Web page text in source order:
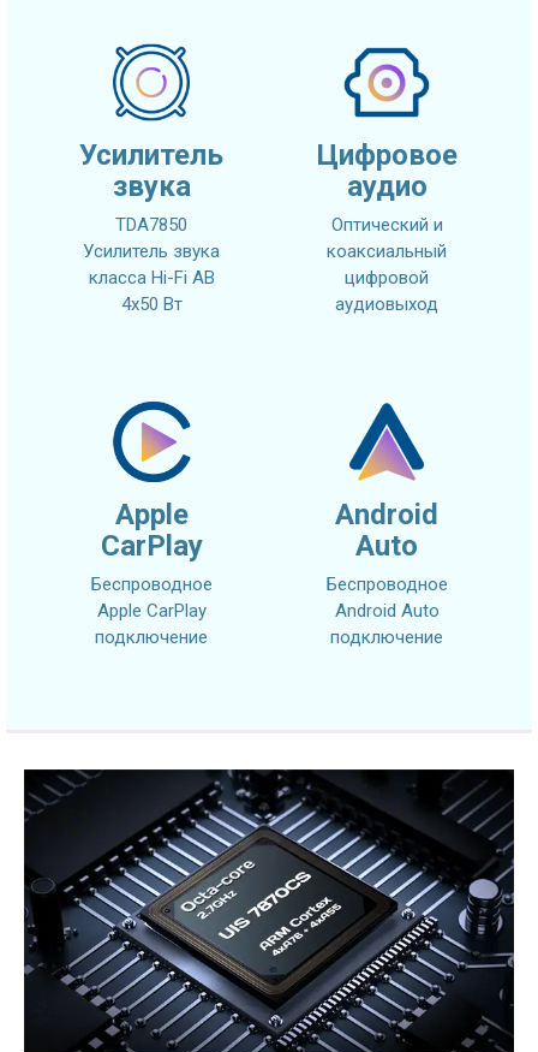
Усилитель
звука
TDA7850
Усилитель звука
класса Hi-Fi AB
4x50 Вт
Цифровое
аудио
Оптический и
коаксиальный
цифровой
аудиовыход
Apple
CarPlay
Беспроводное
Apple CarPlay
подключение
Android
Auto
Беспроводное
Android Auto
подключение